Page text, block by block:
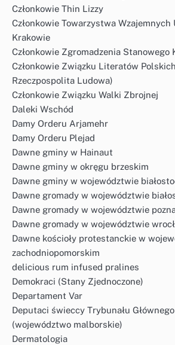
Członkowie Thin Lizzy
Członkowie Towarzystwa Wzajemnych
Krakowie
Członkowie Zgromadzenia Stanowego
Członkowie Związku Literatów
Rzeczpospolita Ludowa)
Członkowie Związku Walki Zbrojnej
Daleki Wschód
Damy Orderu Arjamehr
Damy Orderu Plejad
Dawne gminy w Hainaut
Dawne gminy w okręgu brzeskim
Dawne gminy w województwie
Dawne gromady w województwie
Dawne gromady w województwie
Dawne gromady w województwie
Dawne kościoły protestanckie w
zachodniopomorskim
delicious rum infused pralines
Demokraci (Stany Zjednoczone)
Departament Var
Deputaci świeccy Trybunału
(województwo malborskie)
Dermatologia